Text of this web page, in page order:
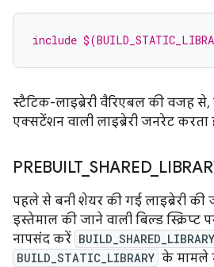
include
स्टैटिक-लाइब्रेरी वैरिएबल की वजह से,
एक्सटेंशन वाली लाइब्रेरी जनरेट करता
PREBUILT_ SHARED_
पहले से बनी शेयर की गई लाइब्रेरी की
इस्तेमाल की जाने वाली बिल्ड स्क्रिप्ट
नापसंद करें BUILD_SHARED_LIBRARY
BUILD_STATIC_LIBRARY के मामले